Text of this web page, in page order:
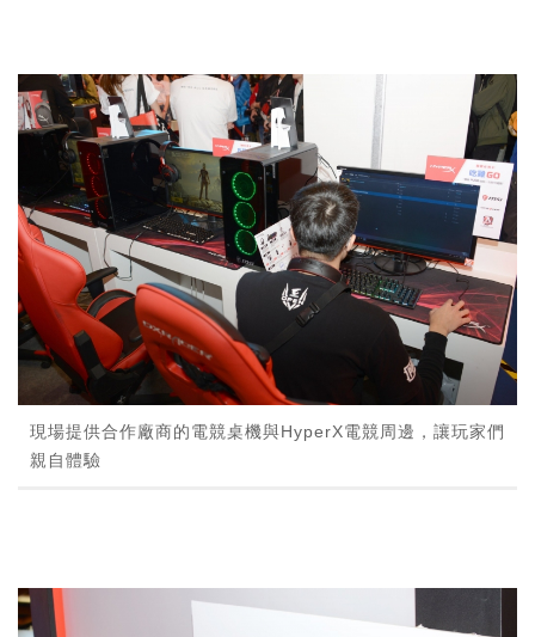
現場提供合作廠商的電競桌機與HyperX電競周邊，讓玩家們
親自體驗